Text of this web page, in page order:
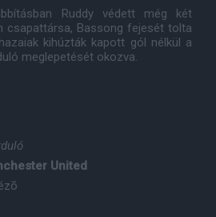
Ruddy védett még két
csapattársa, Bassong fejesét tolta
kihúzták kapott gól nélkül a
meglepetését okozva.
United